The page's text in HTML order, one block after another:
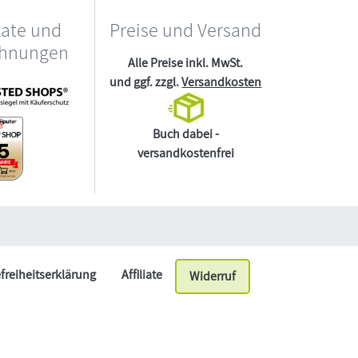
und
Preise und Versand
Alle Preise inkl. MwSt.
und ggf. zzgl.Versandkosten
Buch dabei -
versandkostenfrei
Affiliate Widerruf